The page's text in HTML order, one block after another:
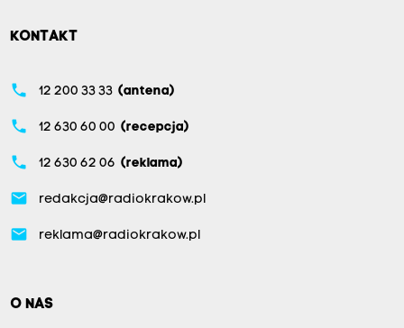
KONTAKT
phone 12 200 33 33 (antena)
phone 12 630 60 00 (recepcja)
phone 12 630 62 06 (reklama)
email redakcja@radiokrakow.pl
email reklama@radiokrakow.pl
O NAS